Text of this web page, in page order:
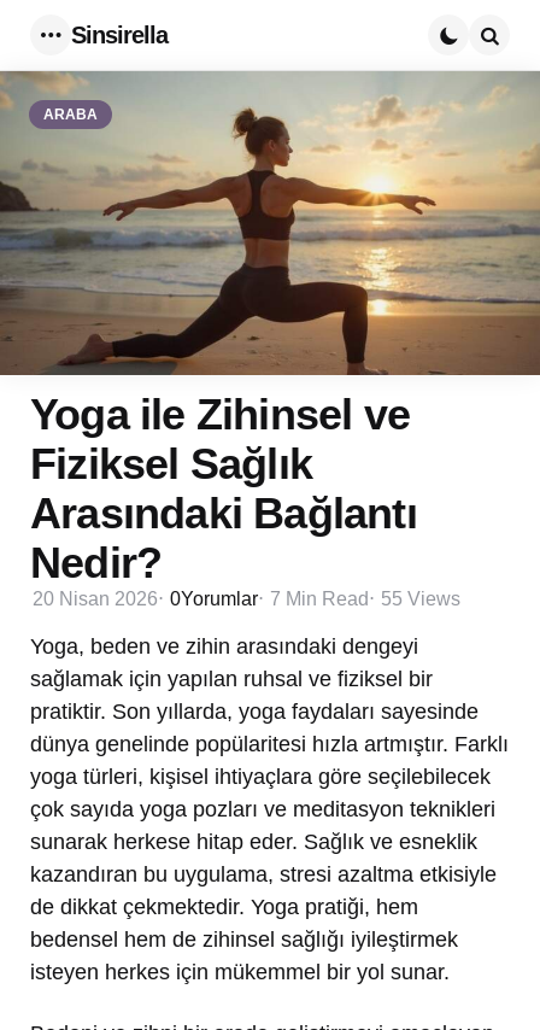
Sinsirella
ARABA
Yoga ile Zihinsel ve
Fiziksel Sağlık
Arasındaki Bağlantı
Nedir?
20 Nisan 2026 0Yorumlar 7 Min Read 55 Views
Yoga, beden ve zihin arasındaki dengeyi
sağlamak için yapılan ruhsal ve fiziksel bir
pratiktir. Son yıllarda, yoga faydaları sayesinde
dünya genelinde popülaritesi hızla artmıştır. Farklı
yoga türleri, kişisel ihtiyaçlara göre seçilebilecek
çok sayıda yoga pozları ve meditasyon teknikleri
sunarak herkese hitap eder. Sağlık ve esneklik
kazandıran bu uygulama, stresi azaltma etkisiyle
de dikkat çekmektedir. Yoga pratiği, hem
bedensel hem de zihinsel sağlığı iyileştirmek
isteyen herkes için mükemmel bir yol sunar.